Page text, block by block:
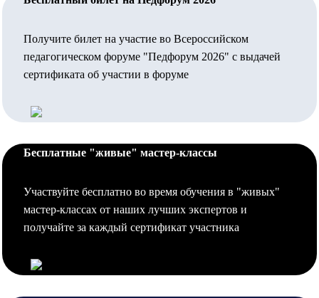
Получите билет на участие во Всероссийском
педагогическом форуме "Педфорум 2026" с выдачей
сертификата об участии в форуме
Бесплатные "живые" мастер-классы
Участвуйте бесплатно во время обучения в "живых"
мастер-классах от наших лучших экспертов и
получайте за каждый сертификат участника